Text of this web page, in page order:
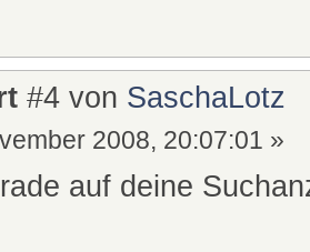
#4 von SaschaLotz
2008, 20:07:01 »
auf deine